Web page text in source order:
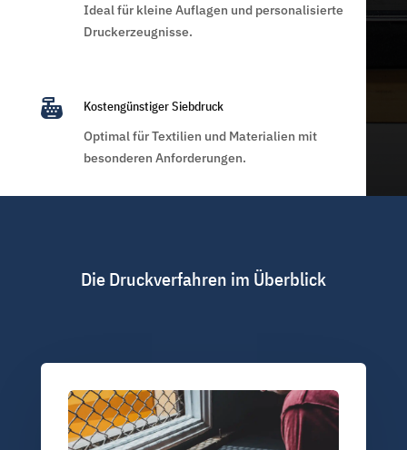
Ideal für kleine Auflagen und personalisierte
Druckerzeugnisse.

Kostengünstiger Siebdruck
Optimal für Textilien und Materialien mit
besonderen Anforderungen.
Die Druckverfahren im Überblick